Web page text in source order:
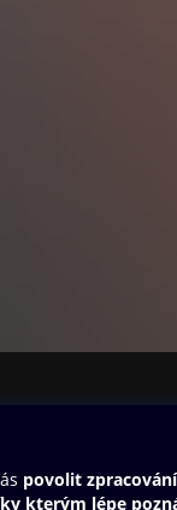
Dárkový poukaz